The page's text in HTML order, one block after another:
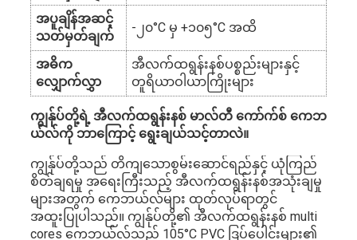
အပူချိန်အဆင့်
သတ်မှတ်ချက်
-၂၀°C မှ +၁၀၅°C အထိ
အဓိက
လျှောက်လွှာ
အီလက်ထရွန်းနစ်ပစ္စည်းများနှင့်
တူရိယာဝါယာကြိုးများ
ကျွန်ုပ်တို့ရဲ့ အီလက်ထရွန်းနစ် မာလ်တီ ကော်က်စ် ကေဘ
ယ်လ်ကို ဘာကြောင့် ရွေးချယ်သင့်တာလဲ။
ကျွန်ုပ်တို့သည် တိကျသောစွမ်းဆောင်ရည်နှင့် ယုံကြည်
စိတ်ချရမှု အရေးကြီးသည့် အီလက်ထရွန်းနစ်အသုံးချမှု
များအတွက် ကေဘယ်လ်များ ထုတ်လုပ်ရာတွင်
အထူးပြုပါသည်။ ကျွန်ုပ်တို့၏ အီလက်ထရွန်းနစ် multi
cores ကေဘယ်လ်သည် 105°C PVC ဒြပ်ပေါင်းများ၏